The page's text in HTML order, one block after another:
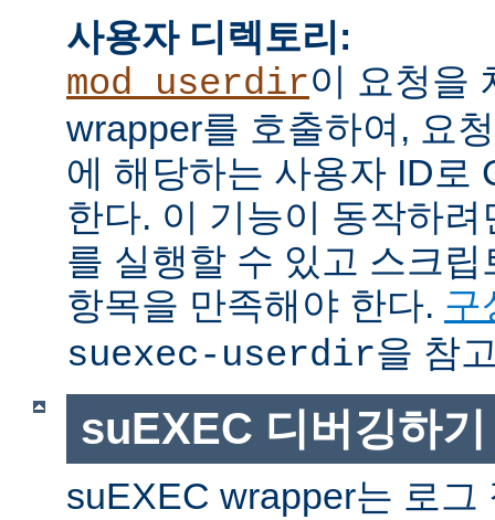
사용자 디렉토리:
mod_userdir이 요청을
wrapper를 호출하여, 요
에 해당하는 사용자 ID로
한다. 이 기능이 동작하
를 실행할 수 있고 스크
항목을 만족해야 한다. 구
suexec-userdir을 참
suEXEC 디버깅하기
suEXEC wrapper는 로그